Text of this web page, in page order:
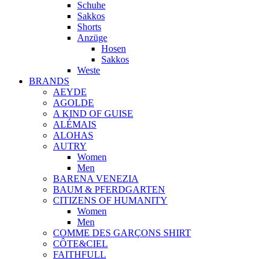
Schuhe
Sakkos
Shorts
Anzüge
Hosen
Sakkos
Weste
BRANDS
AEYDE
AGOLDE
A KIND OF GUISE
ALÉMAIS
ALOHAS
AUTRY
Women
Men
BARENA VENEZIA
BAUM & PFERDGARTEN
CITIZENS OF HUMANITY
Women
Men
COMME DES GARÇONS SHIRT
CÔTE&CIEL
FAITHFULL